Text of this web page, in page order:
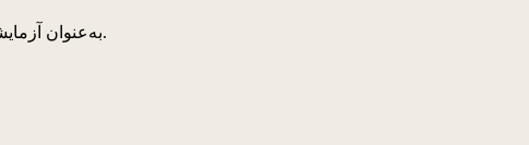
به‌عنوان آزمایشگاه رسمی صدور گواهی شناخته شد.